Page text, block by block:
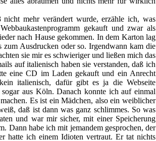
nicht mehr verändert wurde, erzähle ich, was
gekauft und zwar als
nach Hause gekommen. In dem Karton lag
Ausdrucken oder so. Irgendwann kam die
sie mir es schwieriger und ließen mich das
auf italienisch haben sie verstanden, daß ich
eine CD im Laden gekauft und ein Anrecht
italienisch, dafür gibt es ja die Webseite
aus Köln. Danach konnte ich auf einmal
Es ist ein Mädchen, also ein weiblicher
daß ist dann was ganz schlimmes. So was
und war mir sicher, mit einer Speicherung
Dann habe ich mit jemandem gesprochen, der
hatte ich einem Idioten vertraut. Er tat nichts